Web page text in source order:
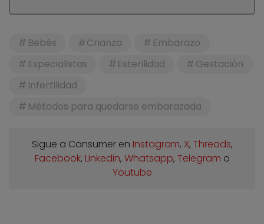
Bebés Crianza
Embarazo
Especialistas
Esterilidad
Gestación
Infertilidad
Métodos para quedarse embarazada
Sigue a Consumer en Instagram, X, Threads,
Facebook, Linkedin, Whatsapp, Telegram o
Youtube